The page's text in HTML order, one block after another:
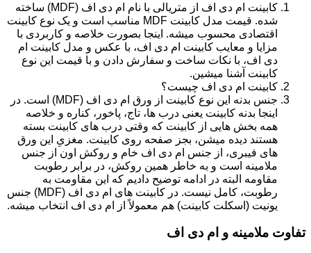
کابینت ام دی اف از متریالی با نام ام دی اف (MDF) ساخته
شده. قیمت مدل کابینت MDF مناسب است و یک نوع کابینت
اقتصادی محسوب میشه. اینجا بصورت خلاصه و کاربردی با
مزایا و معایب کابینت ام دی اف، با عکس و مدل کابینت ام
دی اف، با نکات ساخت و سفارش دادن و با قیمت این نوع
کابینت آشنا میشین.
کابینت ام دی اف چیست؟
جنس بدنه این نوع کابینت از ورق ام دی اف (MDF) است. در
اینجا بدنه کابینت یعنی درب ها، تاج، پاخور، کناره و خلاصه
همه بخش هایی از کابینت که وقتی درب های کابینت بسته
هستند دیده میشن، بجز صفحه روی کابینت. مغزیِ این ورق
های فیبری، از جنس ام دی اف خام و روکش اون از جنس
ملامینه است و به خاطر همین روکش، در برابر رطوبت
مقاومه البته در ادامه توضیح دادیم که این مقاومت به
رطوبت، کامل نیست. در کابینت های ام دی اف (MDF) جنس
یونیت (اسکلت کابینت) هم معمولاً از ام دی اف انتخاب میشه.
تفاوت ملامینه و ام دی اف